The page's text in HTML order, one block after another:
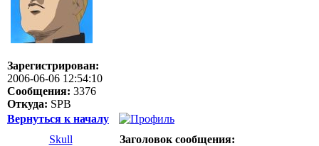
Зарегистрирован:
2006-06-06 12:54:10
Сообщения: 3376
Откуда: SPB
Вернуться к началу
Skull
Заголовок сообщения: